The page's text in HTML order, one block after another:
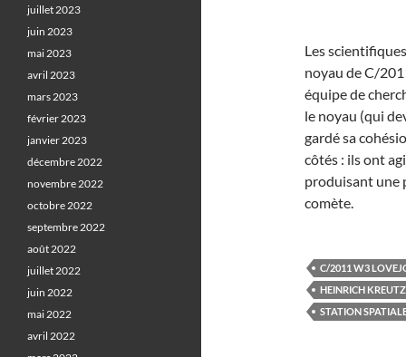
Les
noyau de C/
équipe de
le noyau (qui
gardé sa
côtés : ils ont
produisant une
comète.
C/2011 W3
HEINRICH KREUTZ
STATION
juillet 2023
juin 2023
mai 2023
avril 2023
mars 2023
février 2023
janvier 2023
décembre 2022
novembre 2022
octobre 2022
septembre 2022
août 2022
juillet 2022
juin 2022
mai 2022
avril 2022